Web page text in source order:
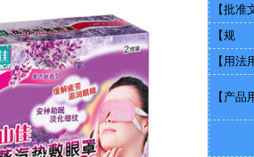
【批准
【规
【用法
【产品